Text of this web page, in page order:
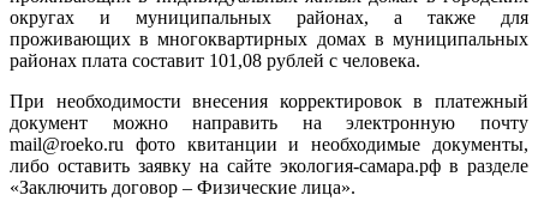
округах и муниципальных районах, а также для
проживающих в многоквартирных домах в муниципальных
районах плата составит 101,08 рублей с человека.
При необходимости внесения корректировок в платежный
документ можно направить на электронную почту
mail@roeko.ru фото квитанции и необходимые документы,
либо оставить заявку на сайте экология-самара.рф в разделе
«Заключить договор – Физические лица».